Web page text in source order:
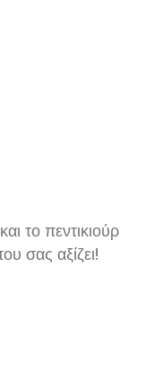
το πεντικιούρ
σας αξίζει!